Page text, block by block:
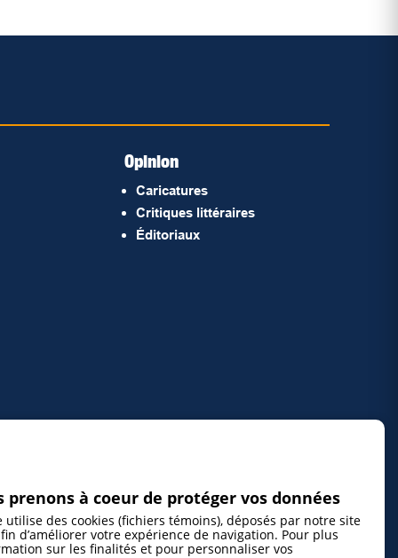
Opinion
Caricatures
Critiques littéraires
Éditoriaux
prenons à coeur de protéger vos données
utilise des cookies (fichiers témoins), déposés par notre site
d’améliorer votre expérience de navigation. Pour plus
sur les finalités et pour personnaliser vos